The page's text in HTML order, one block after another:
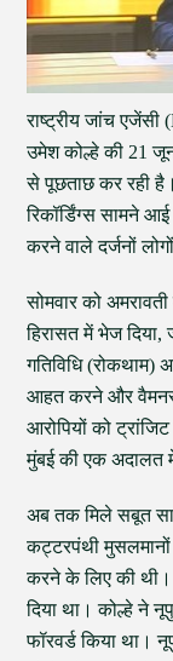
राष्ट्रीय जांच
उमेश कोल्हे की 21 जून
से पूछताछ कर रही
रिकॉर्डिंग्स सामने
करने वाले दर्जनों
सोमवार को
हिरासत में भेज
गतिविधि (रोकथाम)
आहत करने और
आरोपियों को
मुंबई की एक अदालत
अब तक मिले सबूत
कट्टरपंथी मुसलमानों
करने के लिए की थी।
दिया था। कोल्हे ने
फॉरवर्ड किया था।